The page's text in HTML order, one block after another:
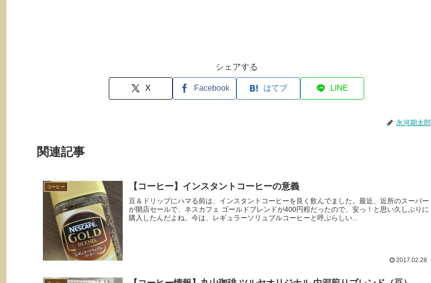
シェアする
X Facebook はてブ LINE
氷河期太郎
関連記事
コーヒー 【コーヒー】インスタントコーヒーの意義
豆＆ドリップにハマる前は、インスタントコーヒーを良く飲んでました。最近、近所のスーパー
が開店セールで、ネスカフェ ゴールドブレンドが400円程だったので、安っ！と思い久しぶりに
購入したんだよね。今は、レギュラーソリュブルコーヒーと呼ぶらしい...
2017.02.28